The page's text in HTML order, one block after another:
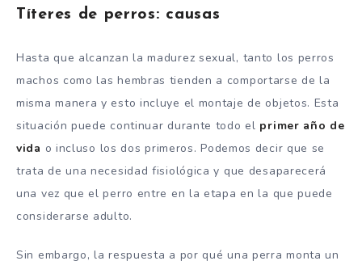
Títeres de perros: causas
Hasta que alcanzan la madurez sexual, tanto los perros
machos como las hembras tienden a comportarse de la
misma manera y esto incluye el montaje de objetos. Esta
situación puede continuar durante todo el primer año de
vida o incluso los dos primeros. Podemos decir que se
trata de una necesidad fisiológica y que desaparecerá
una vez que el perro entre en la etapa en la que puede
considerarse adulto.
Sin embargo, la respuesta a por qué una perra monta un